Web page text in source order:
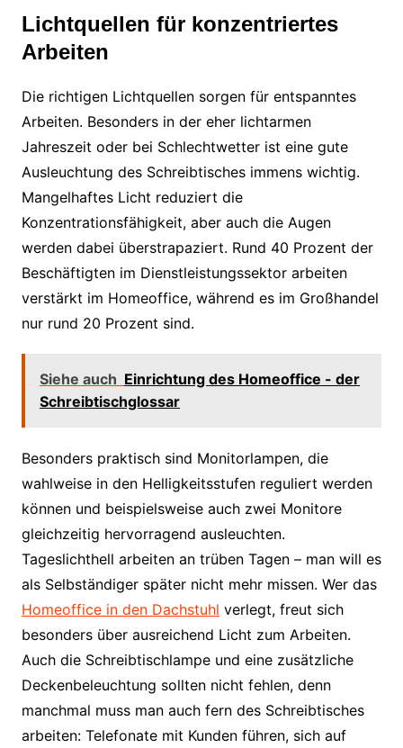
Lichtquellen für konzentriertes
Arbeiten
Die richtigen Lichtquellen sorgen für entspanntes
Arbeiten. Besonders in der eher lichtarmen
Jahreszeit oder bei Schlechtwetter ist eine gute
Ausleuchtung des Schreibtisches immens wichtig.
Mangelhaftes Licht reduziert die
Konzentrationsfähigkeit, aber auch die Augen
werden dabei überstrapaziert. Rund 40 Prozent der
Beschäftigten im Dienstleistungssektor arbeiten
verstärkt im Homeoffice, während es im Großhandel
nur rund 20 Prozent sind.
Siehe auch Einrichtung des Homeoffice - der
Schreibtischglossar
Besonders praktisch sind Monitorlampen, die
wahlweise in den Helligkeitsstufen reguliert werden
können und beispielsweise auch zwei Monitore
gleichzeitig hervorragend ausleuchten.
Tageslichthell arbeiten an trüben Tagen – man will es
als Selbständiger später nicht mehr missen. Wer das
Homeoffice in den Dachstuhl verlegt, freut sich
besonders über ausreichend Licht zum Arbeiten.
Auch die Schreibtischlampe und eine zusätzliche
Deckenbeleuchtung sollten nicht fehlen, denn
manchmal muss man auch fern des Schreibtisches
arbeiten: Telefonate mit Kunden führen, sich auf